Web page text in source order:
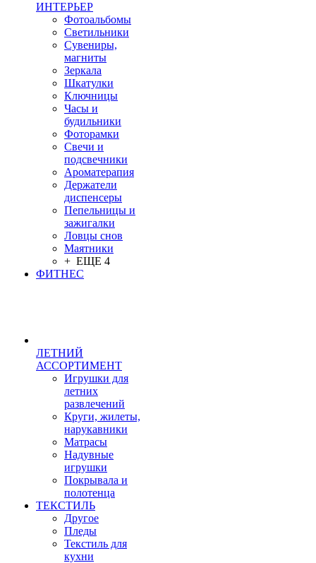
ИНТЕРЬЕР
Фотоальбомы
Светильники
Сувениры,
магниты
Зеркала
Шкатулки
Ключницы
Часы и
будильники
Фоторамки
Свечи и
подсвечники
Ароматерапия
Держатели
диспенсеры
Пепельницы и
зажигалки
Ловцы снов
Маятники
+ ЕЩЕ 4
ФИТНЕС
ЛЕТНИЙ
АССОРТИМЕНТ
Игрушки для
летних
развлечений
Круги, жилеты,
нарукавники
Матрасы
Надувные
игрушки
Покрывала и
полотенца
ТЕКСТИЛЬ
Другое
Пледы
Текстиль для
кухни